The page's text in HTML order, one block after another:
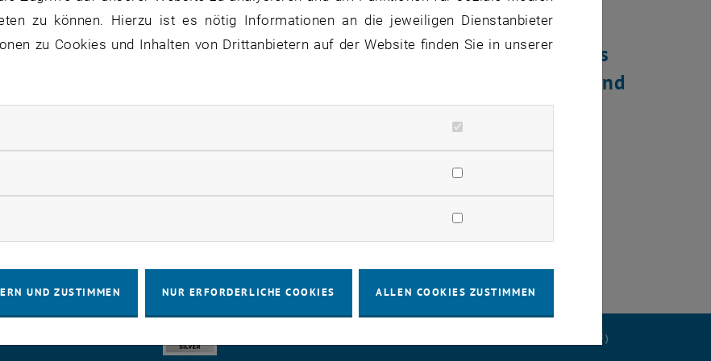
Publikation von Michael Getzner erarbeitet ein konzeptionelles
Beziehungen zwischen der Daseinsvorsorge und dem Schutz und
Biodiversität.
, öffnet eine externe URL in einem neuen Fenster
DATENSCHUTZERKLÄRUNG (PDF)
zu können. Hierzu ist es nötig Informationen an die jeweiligen Dienstanbieter
zu Cookies und Inhalten von Drittanbietern auf der Website finden Sie in unserer
Cookies zulassen
UND ZUSTIMMEN NUR ERFORDERLICHE COOKIES ALLEN COOKIES ZUSTIMMEN